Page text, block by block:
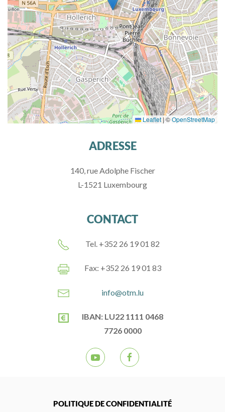
Leaflet |©OpenStreetMap
ADRESSE
140, rue Adolphe Fischer
L-1521 Luxembourg
CONTACT
Tel. +352 26 19 01 82
Fax: +352 26 19 01 83
info@otm.lu
IBAN: LU22 1111 0468
7726 0000
POLITIQUE DE CONFIDENTIALITÉ